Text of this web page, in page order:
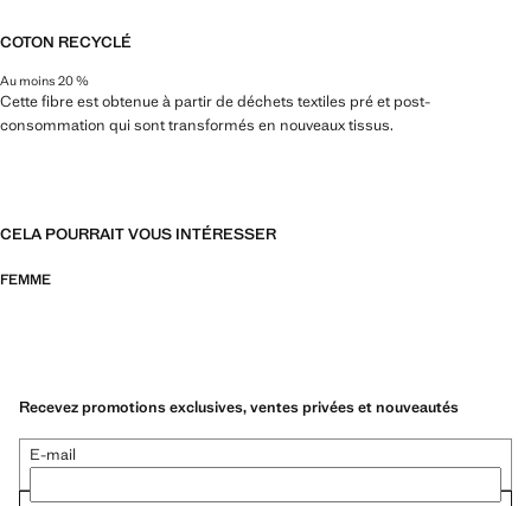
COTON RECYCLÉ
Au moins 20 %
Cette fibre est obtenue à partir de déchets textiles pré et post-
consommation qui sont transformés en nouveaux tissus.
CELA POURRAIT VOUS INTÉRESSER
FEMME
Recevez promotions exclusives, ventes privées et nouveautés
E-mail